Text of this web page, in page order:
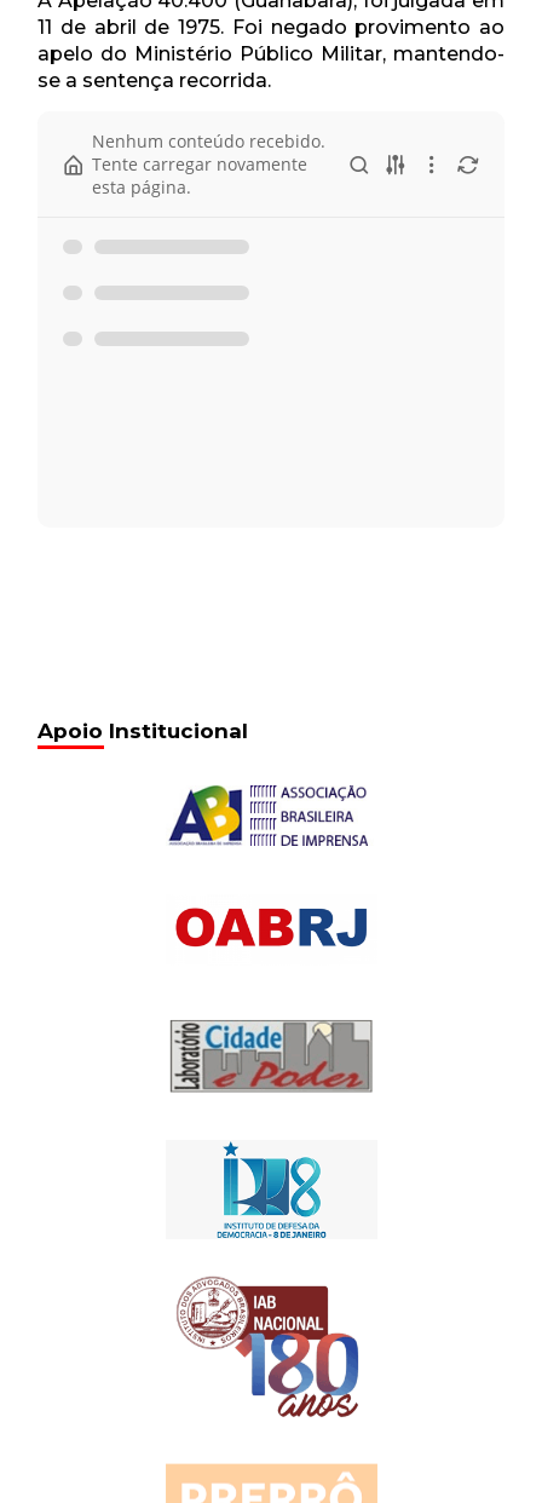
11 de abril de 1975. Foi negado provimento ao
apelo do Ministério Público Militar, mantendo-
se a sentença recorrida.
Nenhum conteúdo recebido.
Tente carregar novamente
esta página.
Apoio Institucional